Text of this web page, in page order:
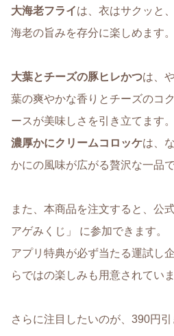
大海老フライは、衣はサクッと
海老の旨みを存分に楽しめます。
大葉とチーズの豚ヒレかつは、
葉の爽やかな香りとチーズのコ
ースが美味しさを引き立てます。
濃厚かにクリームコロッケは、
かにの風味が広がる贅沢な一品で
また、本商品を注文すると、公
アゲみくじ」 に参加できます。
アプリ特典が必ず当たる運試し
らではの楽しみも用意されていま
さらに注目したいのが、390円